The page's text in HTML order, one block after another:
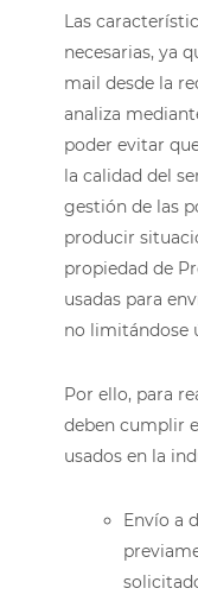
Las
necesarias, ya
mail desde la
analiza
poder evitar
la calidad del
gestión de las
producir
propiedad de
usadas para
no limitándose
Por ello, para
deben cumplir
usados en la
Envío a